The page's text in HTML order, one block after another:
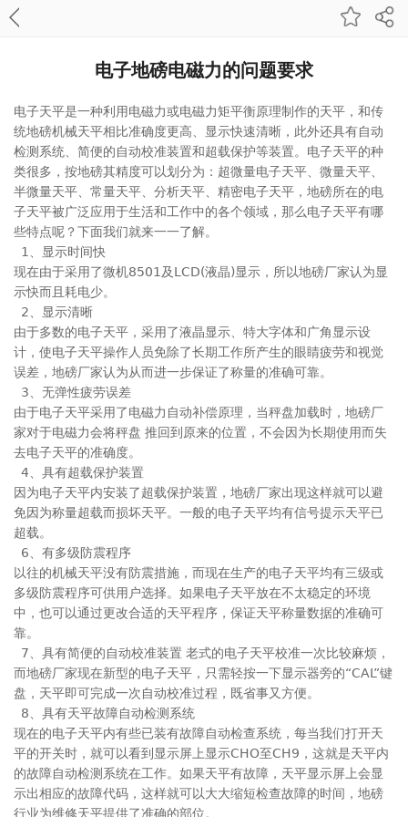
电子地磅电磁力的问题要求
电子天平是一种利用电磁力或电磁力矩平衡原理制作的天平，和传
统地磅机械天平相比准确度更高、显示快速清晰，此外还具有自动
检测系统、简便的自动校准装置和超载保护等装置。电子天平的种
类很多，按地磅其精度可以划分为：超微量电子天平、微量天平、
半微量天平、常量天平、分析天平、精密电子天平，地磅所在的电
子天平被广泛应用于生活和工作中的各个领域，那么电子天平有哪
些特点呢？下面我们就来一一了解。
1、显示时间快
现在由于采用了微机8501及LCD(液晶)显示，所以地磅厂家认为显
示快而且耗电少。
2、显示清晰
由于多数的电子天平，采用了液晶显示、特大字体和广角显示设
计，使电子天平操作人员免除了长期工作所产生的眼睛疲劳和视觉
误差，地磅厂家认为从而进一步保证了称量的准确可靠。
3、无弹性疲劳误差
由于电子天平采用了电磁力自动补偿原理，当秤盘加载时，地磅厂
家对于电磁力会将秤盘 推回到原来的位置，不会因为长期使用而失
去电子天平的准确度。
4、具有超载保护装置
因为电子天平内安装了超载保护装置，地磅厂家出现这样就可以避
免因为称量超载而损坏天平。一般的电子天平均有信号提示天平已
超载。
6、有多级防震程序
以往的机械天平没有防震措施，而现在生产的电子天平均有三级或
多级防震程序可供用户选择。如果电子天平放在不太稳定的环境
中，也可以通过更改合适的天平程序，保证天平称量数据的准确可
靠。
7、具有简便的自动校准装置 老式的电子天平校准一次比较麻烦，
而地磅厂家现在新型的电子天平，只需轻按一下显示器旁的“CAL”键
盘，天平即可完成一次自动校准过程，既省事又方便。
8、具有天平故障自动检测系统
现在的电子天平内有些已装有故障自动检查系统，每当我们打开天
平的开关时，就可以看到显示屏上显示CHO至CH9，这就是天平内
的故障自动检测系统在工作。如果天平有故障，天平显示屏上会显
示出相应的故障代码，这样就可以大大缩短检查故障的时间，地磅
行业为维修天平提供了准确的部位。